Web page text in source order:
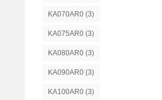
KA070AR0 (3)
KA075AR0 (3)
KA080AR0 (3)
KA090AR0 (3)
KA100AR0 (3)